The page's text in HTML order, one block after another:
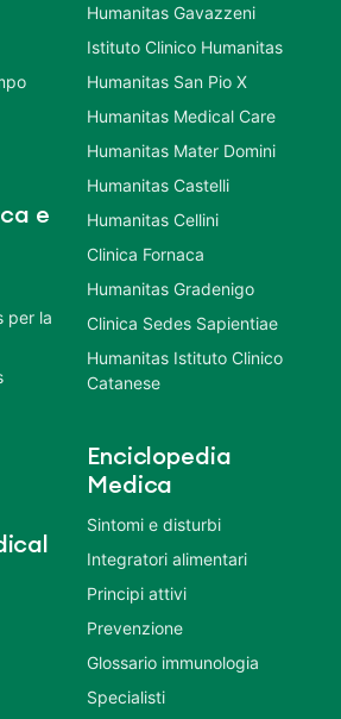
e
per la
Humanitas Gavazzeni
Istituto Clinico Humanitas
Humanitas San Pio X
Humanitas Medical Care
Humanitas Mater Domini
Humanitas Castelli
Humanitas Cellini
Clinica Fornaca
Humanitas Gradenigo
Clinica Sedes Sapientiae
Humanitas Istituto Clinico
Catanese
Enciclopedia
Medica
Sintomi e disturbi
Integratori alimentari
Principi attivi
Prevenzione
Glossario immunologia
Specialisti